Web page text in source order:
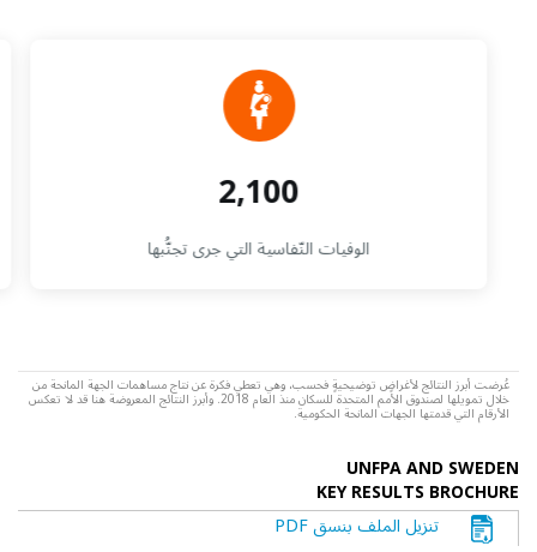
2,100
الوفيات النّفاسية التي جرى تجنُّبها
عُرضت أبرز النتائج لأغراضٍ توضيحيةٍ فحسب، وهي تعطي فكرة عن نتاج مساهمات الجهة المانحة من
خلال تمويلها لصندوق الأمم المتحدة للسكان منذ العام 2018. وأبرز النتائج المعروضة هنا قد لا تعكس
الأرقام التي قدمتها الجهات المانحة الحكومية.
UNFPA AND SWEDEN
KEY RESULTS BROCHURE
تنزيل الملف بنسق PDF